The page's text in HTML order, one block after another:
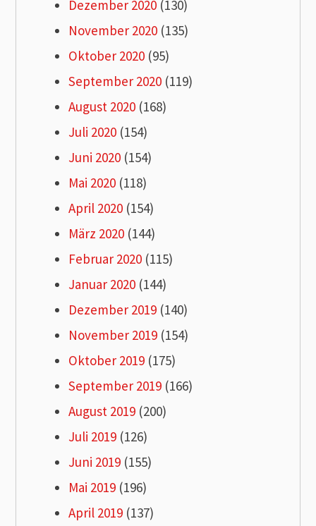
Dezember 2020 (130)
November 2020 (135)
Oktober 2020 (95)
September 2020 (119)
August 2020 (168)
Juli 2020 (154)
Juni 2020 (154)
Mai 2020 (118)
April 2020 (154)
März 2020 (144)
Februar 2020 (115)
Januar 2020 (144)
Dezember 2019 (140)
November 2019 (154)
Oktober 2019 (175)
September 2019 (166)
August 2019 (200)
Juli 2019 (126)
Juni 2019 (155)
Mai 2019 (196)
April 2019 (137)